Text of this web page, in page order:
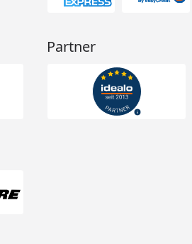
Partner